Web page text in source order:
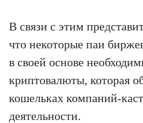
В связи с этим
что некоторые паи
в своей основе
криптовалюты, которая
кошельках компаний-
деятельности.